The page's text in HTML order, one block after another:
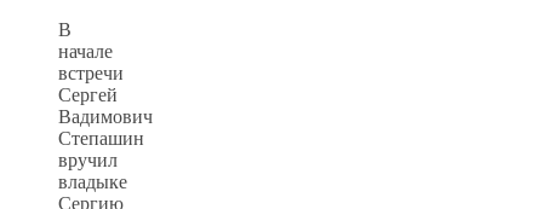
В
начале
встречи
Сергей
Вадимович
Степашин
вручил
владыке
Сергию